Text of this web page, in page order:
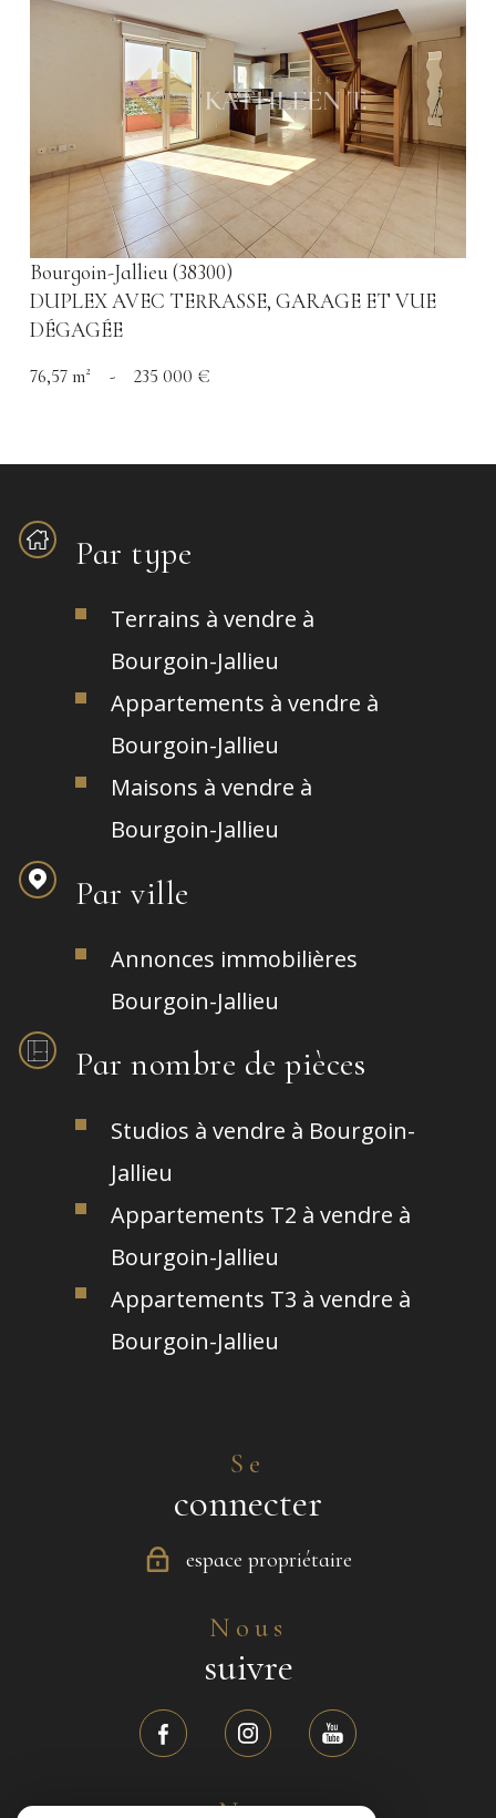
voir le bien
Bourgoin-Jallieu (38300)
DUPLEX AVEC TERRASSE, GARAGE ET VUE
DÉGAGÉE
76,57 m² - 235 000 €
Par type
Terrains à vendre à
Bourgoin-Jallieu
Appartements à vendre à
Bourgoin-Jallieu
Maisons à vendre à
Bourgoin-Jallieu
Par ville
Annonces immobilières
Bourgoin-Jallieu
Par nombre de pièces
Studios à vendre à Bourgoin-
Jallieu
Appartements T2 à vendre à
Bourgoin-Jallieu
Appartements T3 à vendre à
Bourgoin-Jallieu
Se
connecter
espace propriétaire
Nous
suivre
Nos